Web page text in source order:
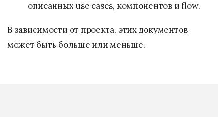
описанных use cases, компонентов и flow.
В зависимости от проекта, этих документов
может быть больше или меньше.